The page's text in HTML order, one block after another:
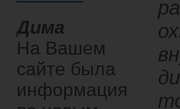
Дима
На Вашем
сайте была
информация